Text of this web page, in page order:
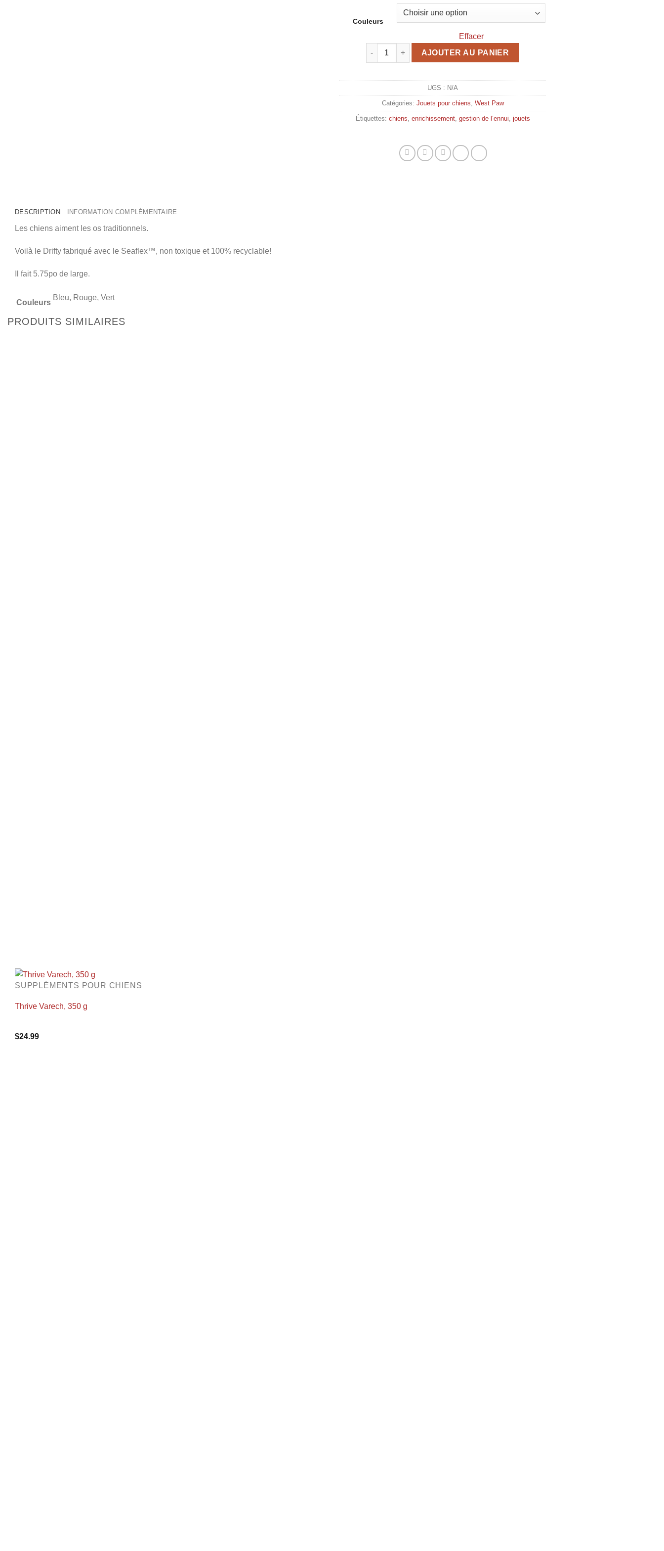
Couleurs
Effacer
quantité de West Paw Seaflex Le Drifty
AJOUTER AU PANIER
UGS : N/A
Catégories: Jouets pour chiens, West Paw
Étiquettes: chiens, enrichissement, gestion de l’ennui, jouets
DESCRIPTION INFORMATION COMPLÉMENTAIRE
Les chiens aiment les os traditionnels.
Voilà le Drifty fabriqué avec le Seaflex™, non toxique et 100% recyclable!
Il fait 5.75po de large.
Couleurs
Bleu, Rouge, Vert
PRODUITS SIMILAIRES
+
SUPPLÉMENTS POUR CHIENS
Thrive Varech, 350 g
$24.99